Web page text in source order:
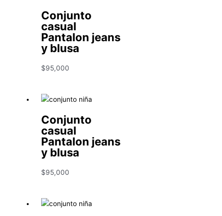
Conjunto
casual
Pantalon jeans
y blusa
$95,000
Conjunto
casual
Pantalon jeans
y blusa
$95,000